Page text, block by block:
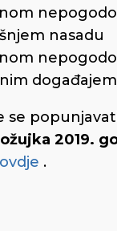
nasadu
događajem
2019.
ovdje .